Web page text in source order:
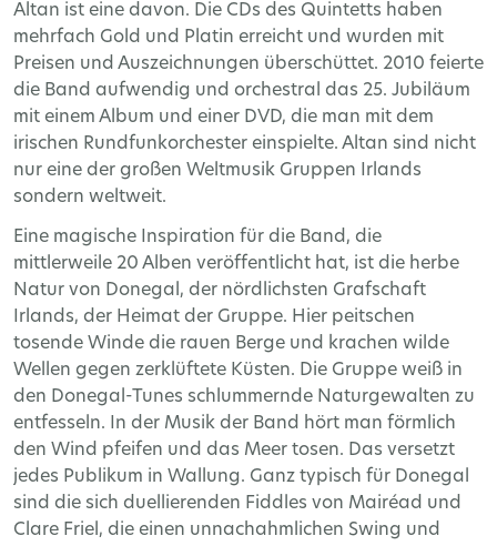
Altan ist eine davon. Die CDs des Quintetts haben
mehrfach Gold und Platin erreicht und wurden mit
Preisen und Auszeichnungen überschüttet. 2010 feierte
die Band aufwendig und orchestral das 25. Jubiläum
mit einem Album und einer DVD, die man mit dem
irischen Rundfunkorchester einspielte. Altan sind nicht
nur eine der großen Weltmusik Gruppen Irlands
sondern weltweit.
Eine magische Inspiration für die Band, die
mittlerweile 20 Alben veröffentlicht hat, ist die herbe
Natur von Donegal, der nördlichsten Grafschaft
Irlands, der Heimat der Gruppe. Hier peitschen
tosende Winde die rauen Berge und krachen wilde
Wellen gegen zerklüftete Küsten. Die Gruppe weiß in
den Donegal-Tunes schlummernde Naturgewalten zu
entfesseln. In der Musik der Band hört man förmlich
den Wind pfeifen und das Meer tosen. Das versetzt
jedes Publikum in Wallung. Ganz typisch für Donegal
sind die sich duellierenden Fiddles von Mairéad und
Clare Friel, die einen unnachahmlichen Swing und